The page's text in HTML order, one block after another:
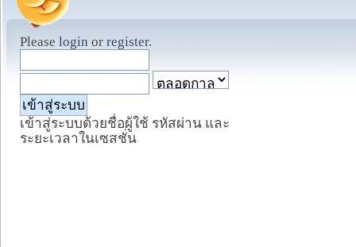
Please login or register.
เข้าสู่ระบบด้วยชื่อผู้ใช้ รหัสผ่าน และ
ระยะเวลาในเซสชั่น